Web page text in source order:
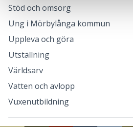
Stöd och omsorg
Ung i Mörbylånga kommun
Uppleva och göra
Utställning
Världsarv
Vatten och avlopp
Vuxenutbildning